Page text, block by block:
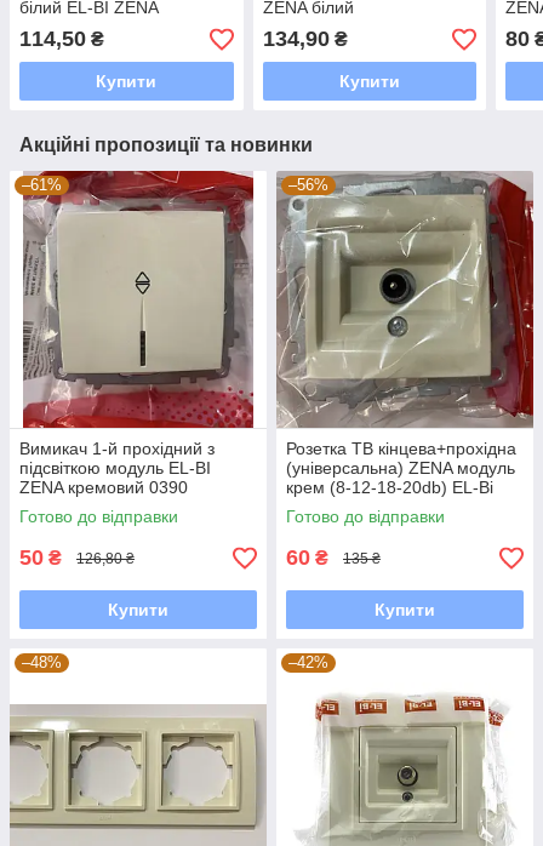
білий EL-BI ZENA
114,50 ₴
Купити
ZENA білий
134,90₴
Купити
80
Акційні пропозиції та новинки
–61%
Вимикач 1-й прохідний з
підсвіткою модуль EL-BI
ZENA кремовий 0390
Готово до відправки
50 ₴ 126,80 ₴
Купити
–56%
Розетка ТВ кінцева+прохідна
(універсальна) ZENA модуль
крем (8-12-18-20db) EL-Bi
Готово до відправки
60 ₴ 135 ₴
Купити
–48% –42%